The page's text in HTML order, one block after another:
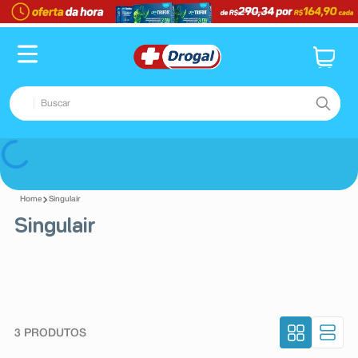
Buscar
pampers confort sec max
3º dipirona
Singulair
Singulair
3 PRODUTOS